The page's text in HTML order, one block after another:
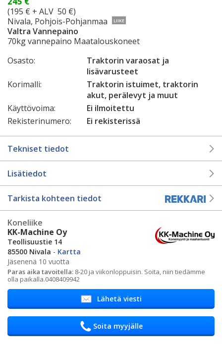
(195 € + ALV 50 €)
Nivala, Pohjois-Pohjanmaa
LIIKE
Valtra Vannepaino
70kg vannepaino Maatalouskoneet
Osasto:
Traktorin varaosat ja
lisävarusteet
Korimalli:
Traktorin istuimet, traktorin
akut, perälevyt ja muut
Käyttövoima:
Ei ilmoitettu
Rekisterinumero:
Ei rekisterissä
Tekniset tiedot
Lisätiedot
Tarkista kohteen tiedot
Koneliike
KK-Machine Oy
Teollisuustie 14
85500 Nivala - Kartta
Jäsenenä 10 vuotta
Paras aika tavoitella: 8-20 ja viikonloppuisin. Soita, niin tiedämme
olla paikalla.0408409942
Lähetä viesti
Soita myyjälle